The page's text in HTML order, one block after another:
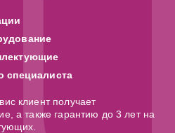
специалиста
клиент получает
а также гарантию до 3 лет на